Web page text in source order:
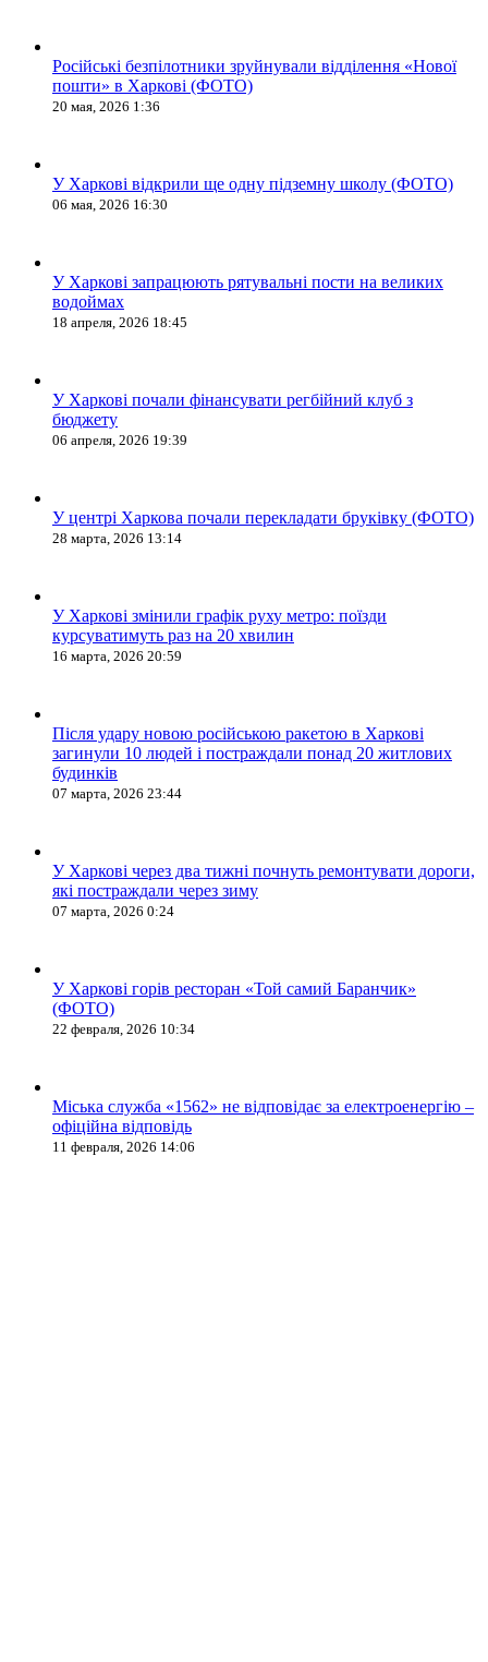
Російські безпілотники зруйнували відділення «Нової
пошти» в Харкові (ФОТО)
20 мая, 2026 1:36
У Харкові відкрили ще одну підземну школу (ФОТО)
06 мая, 2026 16:30
У Харкові запрацюють рятувальні пости на великих
водоймах
18 апреля, 2026 18:45
У Харкові почали фінансувати регбійний клуб з
бюджету
06 апреля, 2026 19:39
У центрі Харкова почали перекладати бруківку (ФОТО)
28 марта, 2026 13:14
У Харкові змінили графік руху метро: поїзди
курсуватимуть раз на 20 хвилин
16 марта, 2026 20:59
Після удару новою російською ракетою в Харкові
загинули 10 людей і постраждали понад 20 житлових
будинків
07 марта, 2026 23:44
У Харкові через два тижні почнуть ремонтувати дороги,
які постраждали через зиму
07 марта, 2026 0:24
У Харкові горів ресторан «Той самий Баранчик»
(ФОТО)
22 февраля, 2026 10:34
Міська служба «1562» не відповідає за електроенергію –
офіційна відповідь
11 февраля, 2026 14:06